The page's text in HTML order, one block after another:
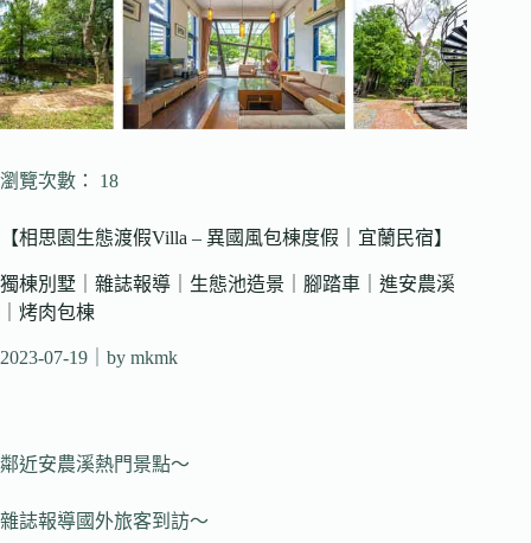
瀏覽次數： 18
【相思園生態渡假Villa – 異國風包棟度假｜宜蘭民宿】
獨棟別墅｜雜誌報導｜生態池造景｜腳踏車｜進安農溪
｜烤肉包棟
2023-07-19 ｜by mkmk
鄰近安農溪熱門景點～
雜誌報導國外旅客到訪～